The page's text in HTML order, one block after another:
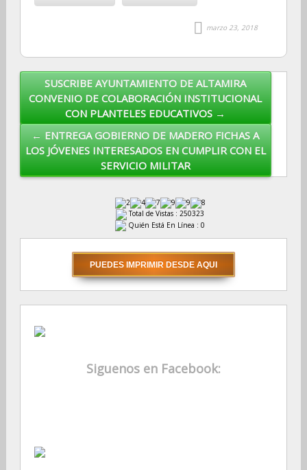
marzo 23, 2018
Post navigation
SUSCRIBE AYUNTAMIENTO DE ALTAMIRA
CONVENIO DE COLABORACIÓN INSTITUCIONAL
CON PLANTELES EDUCATIVOS →
← ENTREGA GOBIERNO DE MADERO FICHAS A
LOS JÓVENES INTERESADOS EN CUMPLIR CON EL
SERVICIO MILITAR
Total de Vistas : 250323
Quién Está En Línea : 0
Siguenos en Facebook: